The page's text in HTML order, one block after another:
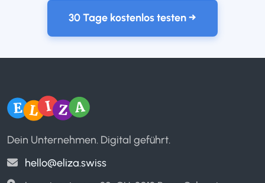
30 Tage kostenlos testen →
Dein Unternehmen. Digital geführt.
hello@eliza.swiss